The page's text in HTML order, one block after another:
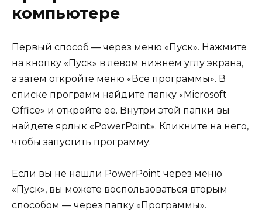
компьютере
Первый способ — через меню «Пуск». Нажмите
на кнопку «Пуск» в левом нижнем углу экрана,
а затем откройте меню «Все программы». В
списке программ найдите папку «Microsoft
Office» и откройте ее. Внутри этой папки вы
найдете ярлык «PowerPoint». Кликните на него,
чтобы запустить программу.
Если вы не нашли PowerPoint через меню
«Пуск», вы можете воспользоваться вторым
способом — через папку «Программы».